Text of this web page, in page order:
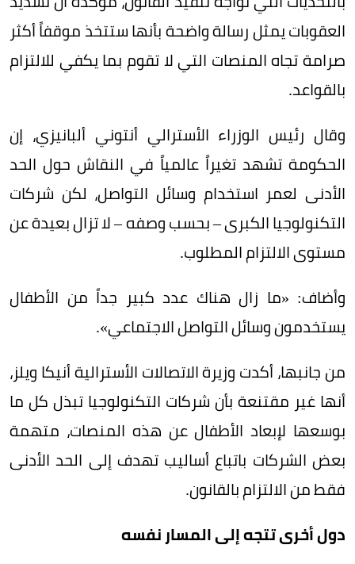
العقوبات يمثل رسالة واضحة بأنها ستتخذ موقفاً أكثر
صرامة تجاه المنصات التي لا تقوم بما يكفي للالتزام
بالقواعد.
وقال رئيس الوزراء الأسترالي أنتوني ألبانيزي، إن
الحكومة تشهد تغيراً عالمياً في النقاش حول الحد
الأدنى لعمر استخدام وسائل التواصل، لكن شركات
التكنولوجيا الكبرى – بحسب وصفه – لا تزال بعيدة عن
مستوى الالتزام المطلوب.
وأضاف: «ما زال هناك عدد كبير جداً من الأطفال
يستخدمون وسائل التواصل الاجتماعي».
من جانبها، أكدت وزيرة الاتصالات الأسترالية أنيكا ويلز،
أنها غير مقتنعة بأن شركات التكنولوجيا تبذل كل ما
بوسعها لإبعاد الأطفال عن هذه المنصات، متهمة
بعض الشركات باتباع أساليب تهدف إلى الحد الأدنى
فقط من الالتزام بالقانون.
دول أخرى تتجه إلى المسار نفسه